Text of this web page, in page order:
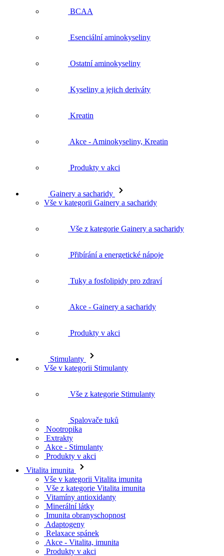
BCAA
Esenciální aminokyseliny
Ostatní aminokyseliny
Kyseliny a jejich deriváty
Kreatin
Akce - Aminokyseliny, Kreatin
Produkty v akci
Gainery a sacharidy
Vše v kategorii Gainery a sacharidy
Vše z kategorie Gainery a sacharidy
Přibírání a energetické nápoje
Tuky a fosfolipidy pro zdraví
Akce - Gainery a sacharidy
Produkty v akci
Stimulanty
Vše v kategorii Stimulanty
Vše z kategorie Stimulanty
Spalovače tuků
Nootropika
Extrakty
Akce - Stimulanty
Produkty v akci
Vitalita imunita
Vše v kategorii Vitalita imunita
Vše z kategorie Vitalita imunita
Vitamíny antioxidanty
Minerální látky
Imunita obranyschopnost
Adaptogeny
Relaxace spánek
Akce - Vitalita, imunita
Produkty v akci